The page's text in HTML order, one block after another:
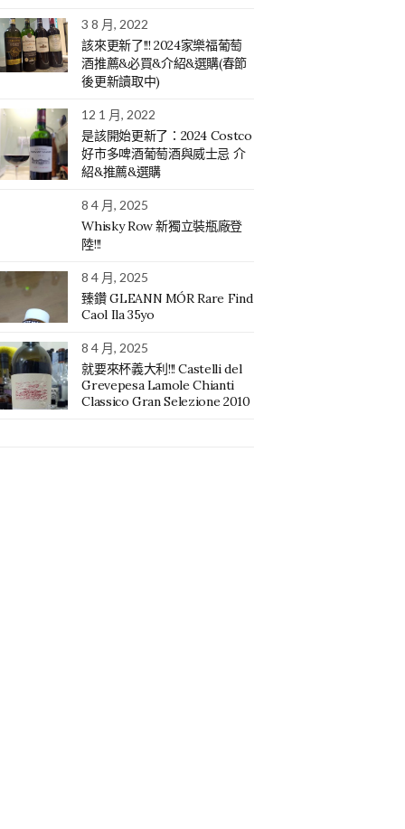
3 8 月, 2022
該來更新了!!! 2024家樂福葡萄
酒推薦&必買&介紹&選購(春節
後更新讀取中)
12 1 月, 2022
是該開始更新了：2024 Costco
好市多啤酒葡萄酒與威士忌 介
紹&推薦&選購
8 4 月, 2025
Whisky Row 新獨立裝瓶廠登
陸!!!
8 4 月, 2025
臻鑽 GLEANN MÓR Rare Find
Caol Ila 35yo
8 4 月, 2025
就要來杯義大利!!! Castelli del
Grevepesa Lamole Chianti
Classico Gran Selezione 2010